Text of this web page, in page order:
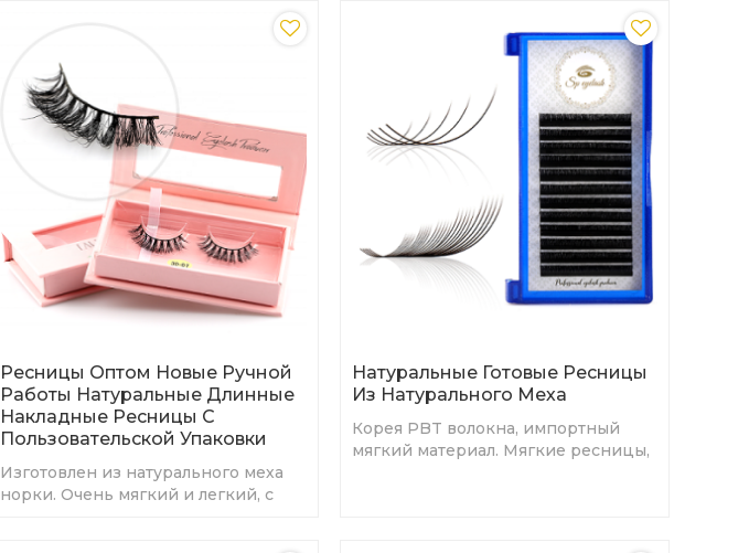
Ресницы Оптом Новые Ручной
Работы Натуральные Длинные
Накладные Ресницы С
Пользовательской Упаковки
Изготовлен из натурального меха
норки. Очень мягкий и легкий, с
Натуральные Готовые Ресницы
Из Натурального Меха
Корея PBT волокна, импортный
мягкий материал. Мягкие ресницы,